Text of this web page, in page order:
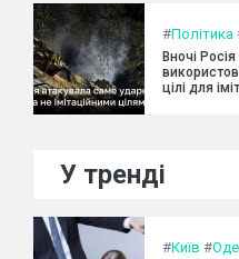
#Політика
Вночі
цілі для
У тренді
#Київ #